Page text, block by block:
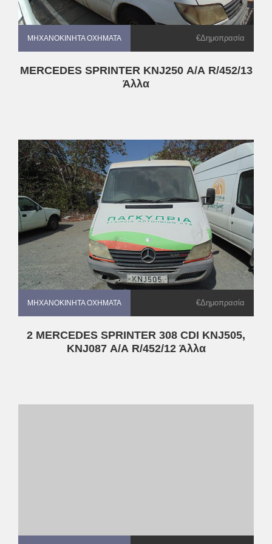
ΜΗΧΑΝΟΚΊΝΗΤΑ ΟΧΉΜΑΤΑ
ΜΗΧΑΝΟΚΊΝΗΤΑ ΟΧΉΜΑΤΑ €Δημοπρασία
MERCEDES SPRINTER KNJ250 Α/Α R/452/13
Άλλα
ΜΗΧΑΝΟΚΊΝΗΤΑ ΟΧΉΜΑΤΑ
ΜΗΧΑΝΟΚΊΝΗΤΑ ΟΧΉΜΑΤΑ €Δημοπρασία
2 MERCEDES SPRINTER 308 CDI KNJ505,
KNJ087 Α/Α R/452/12 Άλλα